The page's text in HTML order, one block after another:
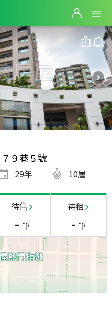
９巷５號
29年 10層
待售
- 筆
待租
- 筆